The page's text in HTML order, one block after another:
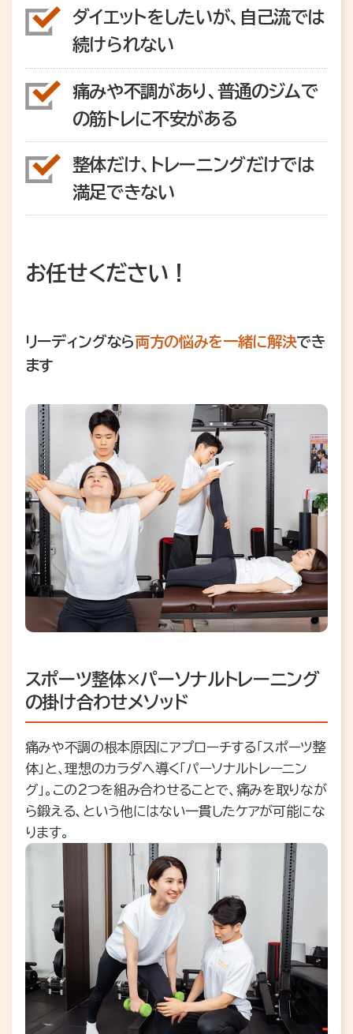
ダイエットをしたいが、自己流では
続けられない
痛みや不調があり、普通のジムで
の筋トレに不安がある
整体だけ、トレーニングだけでは
満足できない
お任せください！
リーディングなら両方の悩みを一緒に解決でき
ます
スポーツ整体×パーソナルトレーニング
の掛け合わせメソッド
痛みや不調の根本原因にアプローチする「スポーツ整
体」と、理想のカラダへ導く「パーソナルトレーニン
グ」。この2つを組み合わせることで、痛みを取りなが
ら鍛える、という他にはない一貫したケアが可能にな
ります。